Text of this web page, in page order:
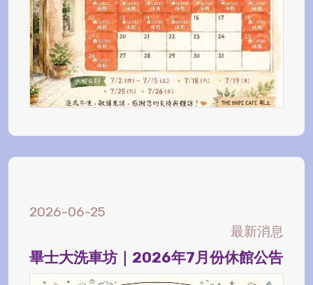
2026-06-25
最新消息
畢士大洗車坊｜2026年7月份休館公告